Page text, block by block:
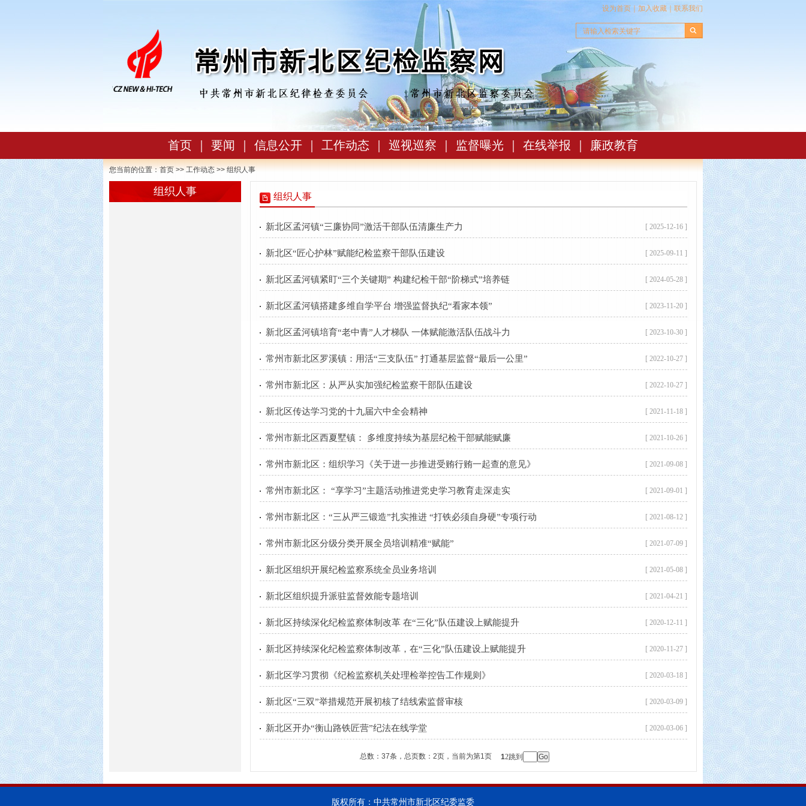
设为首页 加入收藏 联系我们
首页 要闻 信息公开 工作动态 巡视巡察 监督曝光 在线举报 廉政教育
您当前的位置： 首页 >> 工作动态 >> 组织人事
组织人事 组织人事
新北区孟河镇“三廉协同”激活干部队伍清廉生产力 [ 2025-12-16 ]
新北区“匠心护林”赋能纪检监察干部队伍建设 [ 2025-09-11 ]
新北区孟河镇紧盯“三个关键期” 构建纪检干部“阶梯式”培养链 [ 2024-05-28 ]
新北区孟河镇搭建多维自学平台 增强监督执纪“看家本领” [ 2023-11-20 ]
新北区孟河镇培育“老中青”人才梯队 一体赋能激活队伍战斗力 [ 2023-10-30 ]
常州市新北区罗溪镇：用活“三支队伍” 打通基层监督“最后一公里” [ 2022-10-27 ]
常州市新北区：从严从实加强纪检监察干部队伍建设 [ 2022-10-27 ]
新北区传达学习党的十九届六中全会精神 [ 2021-11-18 ]
常州市新北区西夏墅镇： 多维度持续为基层纪检干部赋能赋廉 [ 2021-10-26 ]
常州市新北区：组织学习《关于进一步推进受贿行贿一起查的意见》 [ 2021-09-08 ]
常州市新北区： “享学习”主题活动推进党史学习教育走深走实 [ 2021-09-01 ]
常州市新北区：“三从严三锻造”扎实推进 “打铁必须自身硬”专项行动 [ 2021-08-12 ]
常州市新北区分级分类开展全员培训精准“赋能” [ 2021-07-09 ]
新北区组织开展纪检监察系统全员业务培训 [ 2021-05-08 ]
新北区组织提升派驻监督效能专题培训 [ 2021-04-21 ]
新北区持续深化纪检监察体制改革 在“三化”队伍建设上赋能提升 [ 2020-12-11 ]
新北区持续深化纪检监察体制改革，在“三化”队伍建设上赋能提升 [ 2020-11-27 ]
新北区学习贯彻《纪检监察机关处理检举控告工作规则》 [ 2020-03-18 ]
新北区“三双”举措规范开展初核了结线索监督审核 [ 2020-03-09 ]
新北区开办“衡山路铁匠营”纪法在线学堂 [ 2020-03-06 ]
总数： 37条，总页数： 2页，当前为第1页 12跳到
版权所有：中共常州市新北区纪委监委